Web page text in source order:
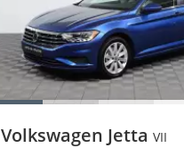
Volkswagen Jetta VII